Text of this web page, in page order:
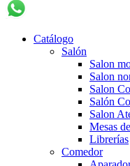
Catálogo
Salón
Salon
Salon
Salon
Salón
Salon
Mesas
Librerías
Comedor